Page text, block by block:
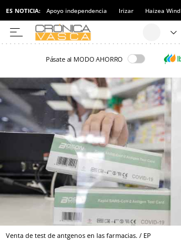
ES NOTICIA: Apoyo independencia Irizar Haizea Wind
Pásate al MODO AHORRO
Venta de test de antgenos en las farmacias. / EP